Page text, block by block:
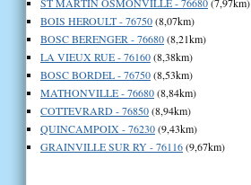
BOIS HEROULT - 76750(8,07km)
BOSC BERENGER - 76680(8,21km)
LA VIEUX RUE - 76160(8,38km)
BOSC BORDEL - 76750(8,53km)
MATHONVILLE - 76680(8,84km)
COTTEVRARD - 76850(8,94km)
QUINCAMPOIX - 76230(9,43km)
GRAINVILLE SUR RY - 76116(9,67km)